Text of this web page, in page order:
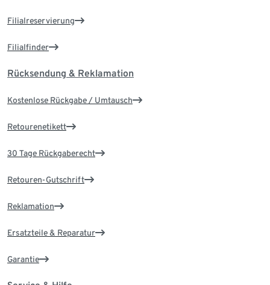
Filialreservierung
Filialfinder
Rücksendung & Reklamation
Kostenlose Rückgabe / Umtausch
Retourenetikett
30 Tage Rückgaberecht
Retouren-Gutschrift
Reklamation
Ersatzteile & Reparatur
Garantie